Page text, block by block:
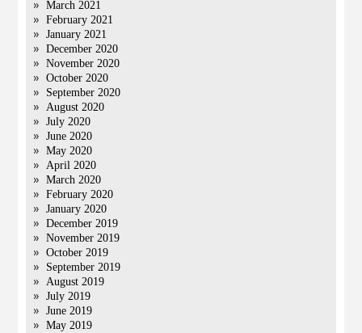
March 2021
February 2021
January 2021
December 2020
November 2020
October 2020
September 2020
August 2020
July 2020
June 2020
May 2020
April 2020
March 2020
February 2020
January 2020
December 2019
November 2019
October 2019
September 2019
August 2019
July 2019
June 2019
May 2019